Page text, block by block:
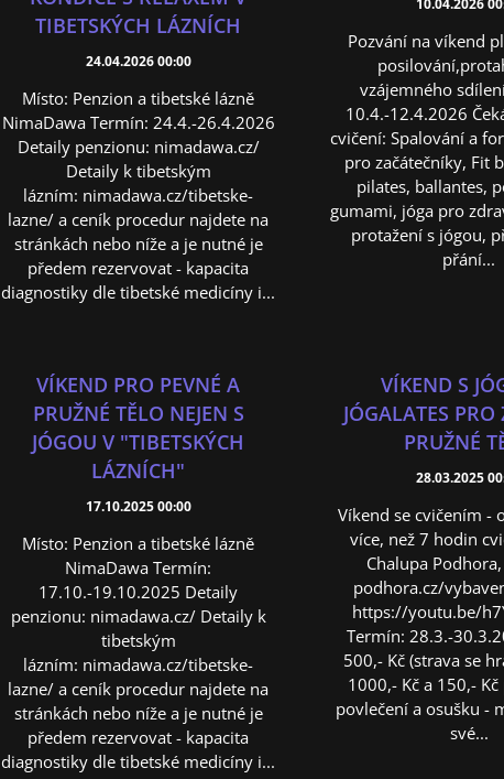
TIBETSKÝCH LÁZNÍCH
24.04.2026 00:00
Místo: Penzion a tibetské lázně
NimaDawa Termín: 24.4.-26.4.2026
Detaily penzionu: nimadawa.cz/
Detaily k tibetským
lázním: nimadawa.cz/tibetske-
lazne/ a ceník procedur najdete na
stránkách nebo níže a je nutné je
předem rezervovat - kapacita
diagnostiky dle tibetské medicíny i...
10.04.2026
Pozvání na víkend
vzájemného
10.4.-12.4.2026
cvičení: Spalování a
pro začátečníky, Fit
pilates, ballantes,
gumami, jóga pro
protažení s jógou,
přání...
VÍKEND PRO PEVNÉ A
PRUŽNÉ TĚLO NEJEN S
JÓGOU V "TIBETSKÝCH
LÁZNÍCH"
17.10.2025 00:00
Místo: Penzion a tibetské lázně
NimaDawa Termín:
17.10.-19.10.2025 Detaily
penzionu: nimadawa.cz/ Detaily k
tibetským
lázním: nimadawa.cz/tibetske-
lazne/ a ceník procedur najdete na
stránkách nebo níže a je nutné je
předem rezervovat - kapacita
diagnostiky dle tibetské medicíny i...
VÍKEND S
JÓGALATES PRO
PRUŽNÉ
28.03.2025
Víkend se cvičením -
více, než 7 hodin
Chalupa
podhora.cz/
https://youtu.be/
Termín: 28.3.-
500,- Kč (strava se
1000,- Kč a 150,-
povlečení a osušku -
své...